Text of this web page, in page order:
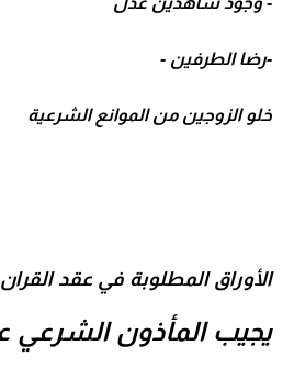
-رضا الطرفين -
خلو الزوجين من الموانع الشرعية
الأوراق المطلوبة في عقد القران
يجيب المأذون